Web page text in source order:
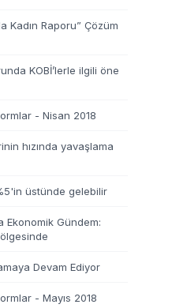
Kadın Raporu” Çözüm
KOBİ’lerle ilgili öne
- Nisan 2018
hızında yavaşlama
üstünde gelebilir
Ekonomik Gündem:
Devam Ediyor
- Mayıs 2018